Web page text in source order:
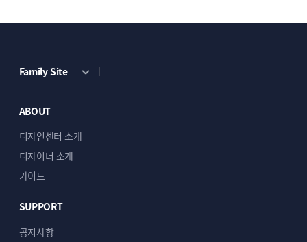
관리자 설정의 메뉴를 수정하면 웹사이트
네비게이션 메뉴가 자동으로 반영되도록
편리하게 브라우징 하실 수 있습니다.
03
Family Site
ABOUT
디자인센터 소개
디자이너 소개
가이드
SUPPORT
공지사항